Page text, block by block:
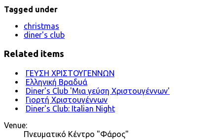
Tagged under
christmas
diner's club
Related items
ΓΕΥΣΗ ΧΡΙΣΤΟΥΓΕΝΝΩΝ
Ελληνική Βραδυά
Diner's Club 'Μια γεύση Χριστουγέννων'
Γιορτή Χριστουγέννων
Diner's Club: Italian Night
Venue:
Πνευματικό Κέντρο "Φάρος"